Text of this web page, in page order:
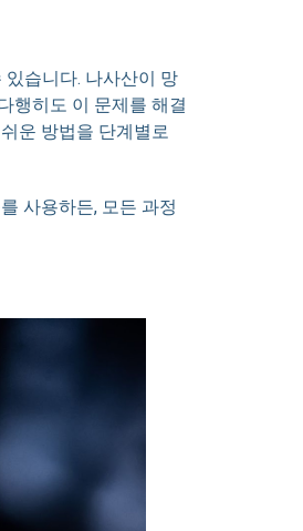
습니다. 나사산이 망
행히도 이 문제를 해결
운 방법을 단계별로
사용하든, 모든 과정